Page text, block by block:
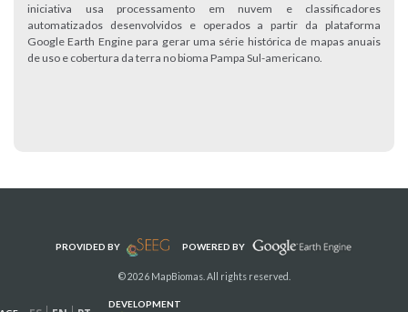
iniciativa usa processamento em nuvem e classificadores
automatizados desenvolvidos e operados a partir da plataforma
Google Earth Engine para gerar uma série histórica de mapas anuais
de uso e cobertura da terra no bioma Pampa Sul-americano.
PROVIDED BY POWERED BY
© 2026 MapBiomas. All rights reserved.
DEVELOPMENT